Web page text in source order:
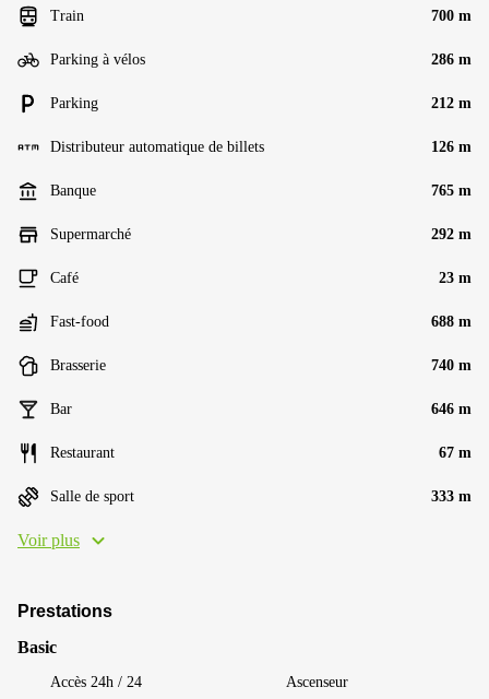
Train 700 m
Parking à vélos 286 m
Parking 212 m
Distributeur automatique de billets 126 m
Banque 765 m
Supermarché 292 m
Café 23 m
Fast-food 688 m
Brasserie 740 m
Bar 646 m
Restaurant 67 m
Salle de sport 333 m
Voir plus
Prestations
Basic
Accès 24h / 24 Ascenseur